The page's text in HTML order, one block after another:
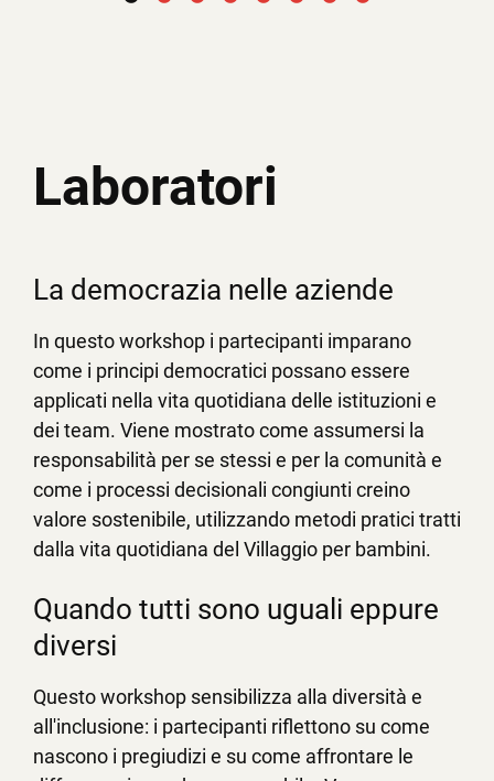
Laboratori
La democrazia nelle aziende
In questo workshop i partecipanti imparano
come i principi democratici possano essere
applicati nella vita quotidiana delle istituzioni e
dei team. Viene mostrato come assumersi la
responsabilità per se stessi e per la comunità e
come i processi decisionali congiunti creino
valore sostenibile, utilizzando metodi pratici tratti
dalla vita quotidiana del Villaggio per bambini.
Quando tutti sono uguali eppure
diversi
Questo workshop sensibilizza alla diversità e
all'inclusione: i partecipanti riflettono su come
nascono i pregiudizi e su come affrontare le